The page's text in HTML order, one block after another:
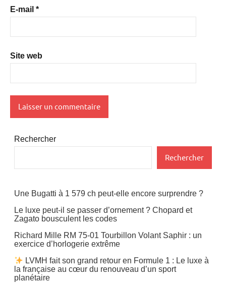
E-mail *
Site web
Rechercher
Rechercher
Une Bugatti à 1 579 ch peut-elle encore surprendre ?
Le luxe peut-il se passer d’ornement ? Chopard et
Zagato bousculent les codes
Richard Mille RM 75-01 Tourbillon Volant Saphir : un
exercice d’horlogerie extrême
LVMH fait son grand retour en Formule 1 : Le luxe à
la française au cœur du renouveau d’un sport
planétaire